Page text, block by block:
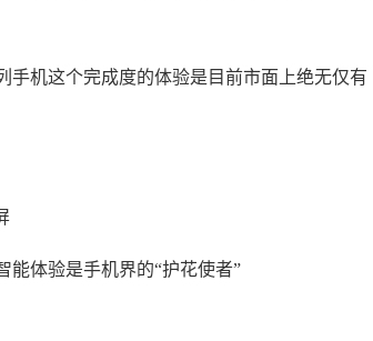
手机这个完成度的体验是目前市面上绝无仅有